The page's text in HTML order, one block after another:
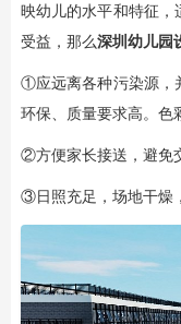
映幼儿的水平和特征
受益，那么深圳幼儿园
①应远离各种污染源，
环保、质量要求高。色
②方便家长接送，避免
③日照充足，场地干燥